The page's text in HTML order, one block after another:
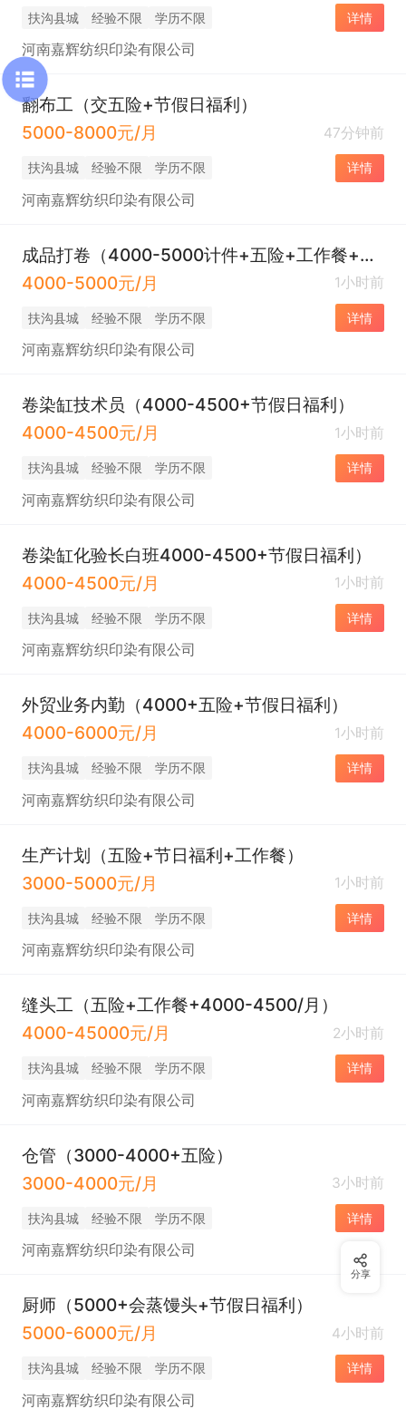
扶沟县城 经验不限 学历不限 详情
河南嘉辉纺织印染有限公司
翻布工（交五险+节假日福利）
5000-8000元/月
47分钟前
扶沟县城 经验不限 学历不限 详情
河南嘉辉纺织印染有限公司
成品打卷（4000-5000计件+五险+工作餐+节假日福利）
4000-5000元/月
1小时前
扶沟县城 经验不限 学历不限 详情
河南嘉辉纺织印染有限公司
卷染缸技术员（4000-4500+节假日福利）
4000-4500元/月
1小时前
扶沟县城 经验不限 学历不限 详情
河南嘉辉纺织印染有限公司
卷染缸化验长白班4000-4500+节假日福利）
4000-4500元/月
1小时前
扶沟县城 经验不限 学历不限 详情
河南嘉辉纺织印染有限公司
外贸业务内勤（4000+五险+节假日福利）
4000-6000元/月
1小时前
扶沟县城 经验不限 学历不限 详情
河南嘉辉纺织印染有限公司
生产计划（五险+节日福利+工作餐）
3000-5000元/月
1小时前
扶沟县城 经验不限 学历不限 详情
河南嘉辉纺织印染有限公司
缝头工（五险+工作餐+4000-4500/月）
4000-45000元/月
2小时前
扶沟县城 经验不限 学历不限 详情
河南嘉辉纺织印染有限公司
仓管（3000-4000+五险）
3000-4000元/月
3小时前
扶沟县城 经验不限 学历不限 详情
河南嘉辉纺织印染有限公司
厨师（5000+会蒸馒头+节假日福利）
5000-6000元/月
4小时前
扶沟县城 经验不限 学历不限 详情
河南嘉辉纺织印染有限公司
分享